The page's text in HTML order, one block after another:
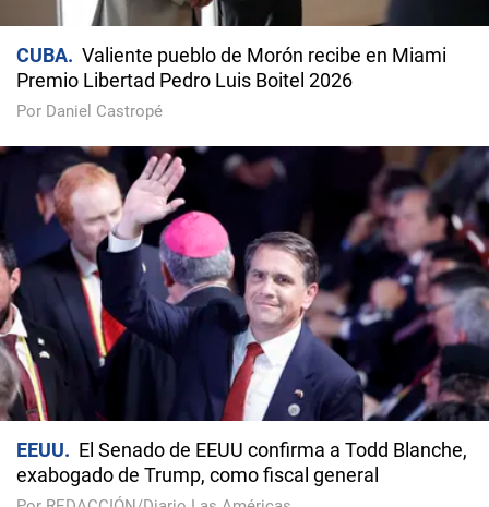
CUBA
Valiente pueblo de Morón recibe en Miami
Premio Libertad Pedro Luis Boitel 2026
Por Daniel Castropé
EEUU
El Senado de EEUU confirma a Todd Blanche,
exabogado de Trump, como fiscal general